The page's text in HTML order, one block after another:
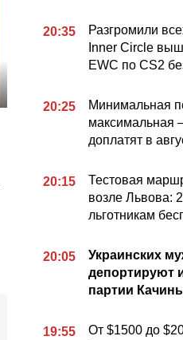
20:35
Разгромили
Inner Circle
EWC по CS2
20:25
Минимальная
максимальная
доплатят в
20:15
Тестовая
возле Львова:
льготникам
20:05
Украинских
депортируют
партии
19:55
От $1500 до